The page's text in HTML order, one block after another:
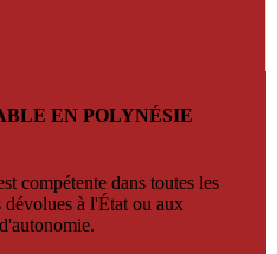
EN POLYNÉSIE
compétente dans toutes les
dévolues à l'État ou aux